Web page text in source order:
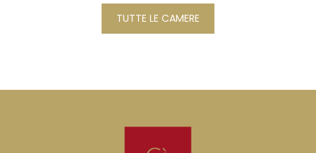
TUTTE LE CAMERE